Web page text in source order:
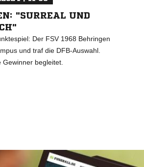
"SURREAL UND
Der FSV 1968 Behringen
und traf die DFB-Auswahl.
Gewinner begleitet.